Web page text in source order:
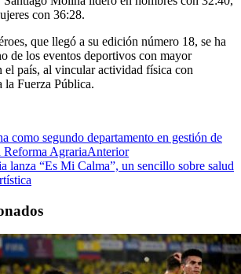
con 36:28.
que llegó a su edición número 18, se ha
de los eventos deportivos con mayor
el país, al vincular actividad física con
la Fuerza Pública.
como segundo departamento en gestión de
Reforma AgrariaAnterior
lanza “Es Mi Calma”, un sencillo sobre salud